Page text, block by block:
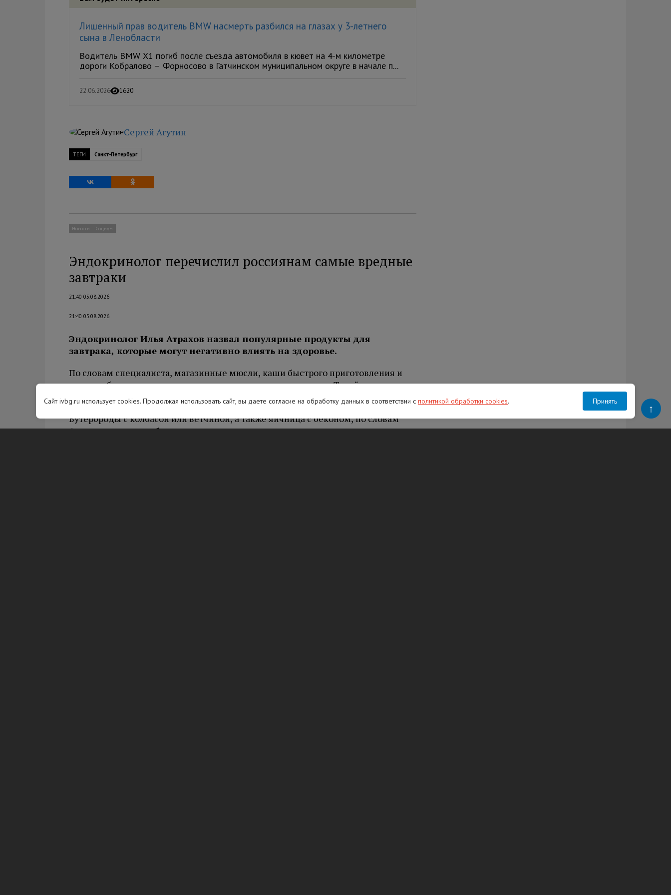
Лишенный прав водитель BMW насмерть разбился на глазах у 3-летнего
сына в Ленобласти
Водитель BMW X1 погиб после съезда автомобиля в кювет на 4-м километре
дороги Кобралово – Форносово в Гатчинском муниципальном округе в начале п...
22.06.2026 1620
Сергей Агутин
ТЕГИ Санкт-Петербург
Новости Социум
Эндокринолог перечислил россиянам самые вредные
завтраки
21:40 05.08.2026
21:40 05.08.2026
Эндокринолог Илья Атрахов назвал популярные продукты для
завтрака, которые могут негативно влиять на здоровье.
По словам специалиста, магазинные мюсли, каши быстрого приготовления и
сладкие батончики содержат мало клетчатки и много сахара. Такой завтрак врач
рекомендует дополнять свежими овощами или фруктами.
Бутерброды с колбасой или ветчиной, а также яичница с беконом, по словам
Атрахова, содержат большое количество жиров и потенциально вредных
Сайт ivbg.ru использует cookies. Продолжая использовать сайт, вы даете согласие на обработку данных в соответствии с политикой обработки cookies. Принять
↑